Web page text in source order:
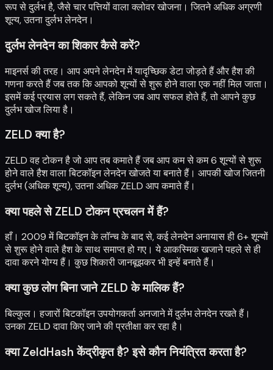
रूप से दुर्लभ है, जैसे चार पत्तियों वाला क्लोवर खोजना। जितने अधिक अग्रणी
शून्य, उतना दुर्लभ लेनदेन।
दुर्लभ लेनदेन का शिकार कैसे करें?
माइनर्स की तरह। आप अपने लेनदेन में यादृच्छिक डेटा जोड़ते हैं और हैश की
गणना करते हैं जब तक कि आपको शून्यों से शुरू होने वाला एक नहीं मिल जाता।
इसमें कई प्रयास लग सकते हैं, लेकिन जब आप सफल होते हैं, तो आपने कुछ
दुर्लभ खोज लिया है।
ZELD क्या है?
ZELD वह टोकन है जो आप तब कमाते हैं जब आप कम से कम 6 शून्यों से शुरू
होने वाले हैश वाला बिटकॉइन लेनदेन खोजते या बनाते हैं। आपकी खोज जितनी
दुर्लभ (अधिक शून्य), उतना अधिक ZELD आप कमाते हैं।
क्या पहले से ZELD टोकन प्रचलन में हैं?
हाँ। 2009 में बिटकॉइन के लॉन्च के बाद से, कई लेनदेन अनायास ही 6+ शून्यों
से शुरू होने वाले हैश के साथ समाप्त हो गए। ये आकस्मिक खजाने पहले से ही
दावा करने योग्य हैं। कुछ शिकारी जानबूझकर भी इन्हें बनाते हैं।
क्या कुछ लोग बिना जाने ZELD के मालिक हैं?
बिल्कुल। हजारों बिटकॉइन उपयोगकर्ता अनजाने में दुर्लभ लेनदेन रखते हैं।
उनका ZELD दावा किए जाने की प्रतीक्षा कर रहा है।
क्या ZeldHash केंद्रीकृत है? इसे कौन नियंत्रित करता है?